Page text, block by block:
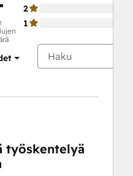
2
1
työskentelyä